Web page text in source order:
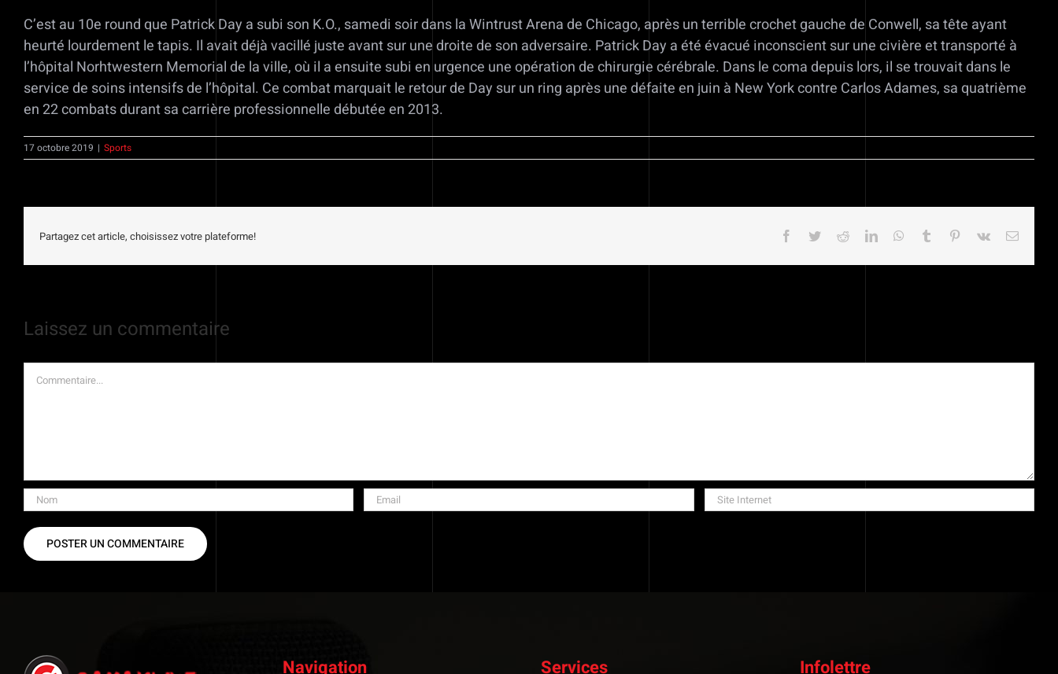
C’est au 10e round que Patrick Day a subi son K.O., samedi soir dans la Wintrust Arena de Chicago, après un terrible crochet gauche de Conwell, sa tête ayant
heurté lourdement le tapis. Il avait déjà vacillé juste avant sur une droite de son adversaire. Patrick Day a été évacué inconscient sur une civière et transporté à
l’hôpital Norhtwestern Memorial de la ville, où il a ensuite subi en urgence une opération de chirurgie cérébrale. Dans le coma depuis lors, il se trouvait dans le
service de soins intensifs de l’hôpital. Ce combat marquait le retour de Day sur un ring après une défaite en juin à New York contre Carlos Adames, sa quatrième
en 22 combats durant sa carrière professionnelle débutée en 2013.
17 octobre 2019 | Sports
Partagez cet article, choisissez votre plateforme! Facebook
TwitterRedditLinkedInWhatsApp
Tumblr Pinterest
Vk Email
Laissez un commentaire
Commentaire
Navigation Services Infolettre